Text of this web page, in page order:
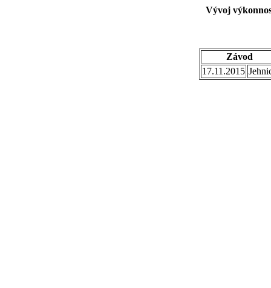
Vývoj
Závod
17.11.2015